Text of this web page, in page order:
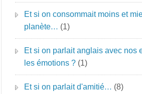
Et si on consommait moins et
planète… (1)
Et si on parlait anglais avec nos
les émotions ? (1)
Et si on parlait d'amitié… (8)